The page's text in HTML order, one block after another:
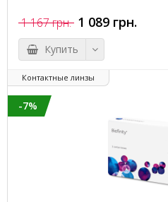
1 167 грн. 1 089 грн.
Купить
Контактные линзы
-7%